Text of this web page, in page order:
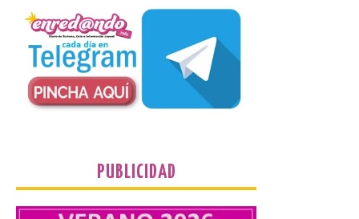
La muestra, que podrá
contemplarse hasta el
próximo 4 de octubre,
plantea tanto los temas
que más preocupaban y
fascinaban a este autor de talla
Más de 10.000 personas
PUBLICIDAD